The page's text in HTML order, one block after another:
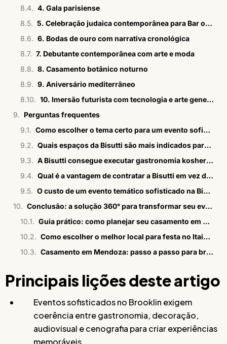
4. Gala parisiense
5. Celebração judaica contemporânea para Bar ou Bat Mitzvah
6. Bodas de ouro com narrativa cronológica
7. Debutante contemporânea com arte e moda
8. Casamento botânico noturno
9. Aniversário mediterrâneo
10. Imersão futurista com tecnologia e arte generativa
Perguntas frequentes
Como escolher o tema certo para um evento sofisticado no Brooklin?
Quais espaços da Bisutti são mais indicados para eventos temáticos imersivos?
A Bisutti consegue executar gastronomia kosher em eventos temáticos?
Qual é a vantagem de contratar a Bisutti em vez de coordenar fornecedores independentes para um evento temático?
O custo de um evento temático sofisticado na Bisutti varia conforme o tema escolhido?
Conclusão: a solução 360° para transformar seu evento
Guia prático: como planejar seu casamento em Mendoza?
Como escolher o melhor local para festa no Itaim Bibi
Casamento em Mendoza: passo a passo para brasileiros
Principais lições deste artigo
Eventos sofisticados no Brooklin exigem
coerência entre gastronomia, decoração,
audiovisual e cenografia para criar experiências
memoráveis.